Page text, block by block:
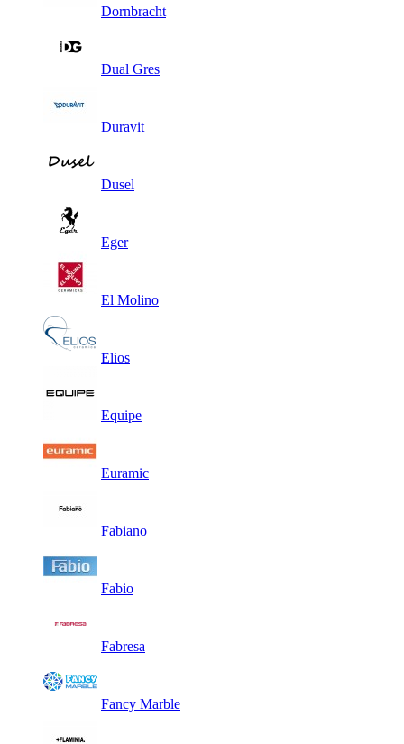
Dornbracht
Dual Gres
Duravit
Dusel
Eger
El Molino
Elios
Equipe
Euramic
Fabiano
Fabio
Fabresa
Fancy Marble